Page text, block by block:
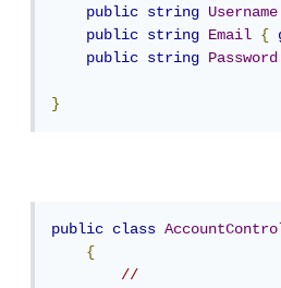
public
string Username
public
string Email {
public
string Password
}
public class
{
//